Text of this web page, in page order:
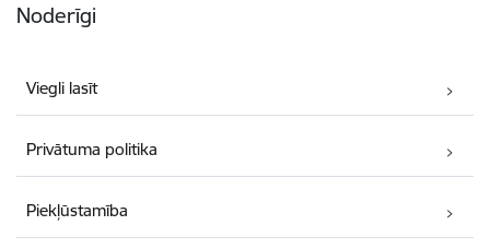
Noderīgi
Viegli lasīt
Privātuma politika
Piekļūstamība